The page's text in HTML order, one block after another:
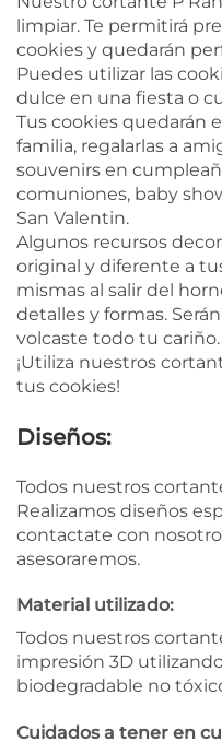
limpiar. Te permitirá
cookies y quedarán
Puedes utilizar las
dulce en una fiesta o
Tus cookies quedarán
familia, regalarlas a
souvenirs en
comuniones, baby
San Valentin.
Algunos recursos
original y diferente a
mismas al salir del
detalles y formas.
volcaste todo tu cariño.
¡Utiliza nuestros
tus cookies!
Diseños:
Todos nuestros
Realizamos diseños
contactate con
asesoraremos.
Material utilizado:
Todos nuestros
impresión 3D
biodegradable no
Cuidados a tener en